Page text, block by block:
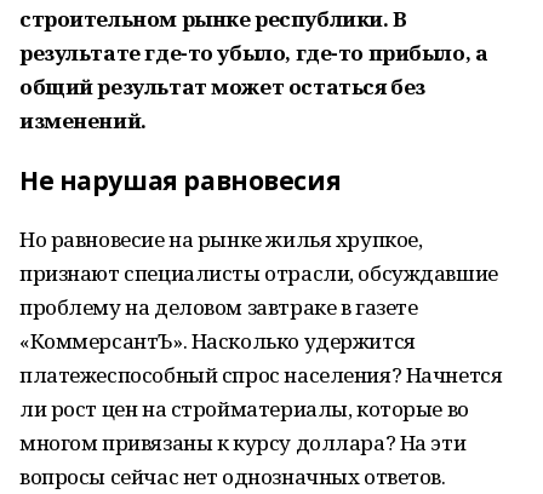
строительном рынке республики. В
результате где-то убыло, где-то прибыло, а
общий результат может остаться без
изменений.
Не нарушая равновесия
Но равновесие на рынке жилья хрупкое,
признают специалисты отрасли, обсуждавшие
проблему на деловом завтраке в газете
«КоммерсантЪ». Насколько удержится
платежеспособный спрос населения? Начнется
ли рост цен на стройматериалы, которые во
многом привязаны к курсу доллара? На эти
вопросы сейчас нет однозначных ответов.